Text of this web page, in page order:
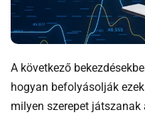
A következő
hogyan befolyásolják
milyen szerepet